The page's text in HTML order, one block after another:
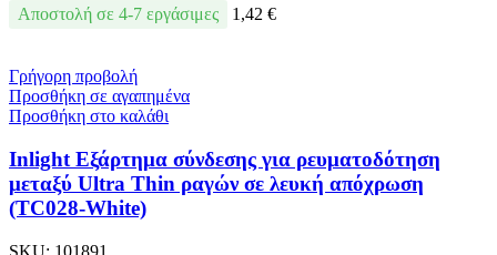
Αποστολή σε 4-7 εργάσιμες 1,42 €
Γρήγορη προβολή
Προσθήκη σε αγαπημένα
Προσθήκη στο καλάθι
Inlight Εξάρτημα σύνδεσης για ρευματοδότηση
μεταξύ Ultra Thin ραγών σε λευκή απόχρωση
(TC028-White)
SKU: 101891